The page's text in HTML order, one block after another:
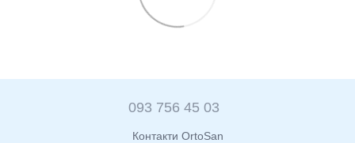
093 756 45 03
Контакти OrtoSan